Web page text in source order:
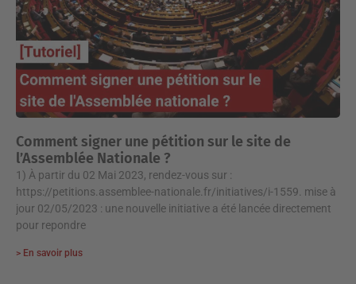
Comment signer une pétition sur le site de
l’Assemblée Nationale ?
1) À partir du 02 Mai 2023, rendez-vous sur :
https://petitions.assemblee-nationale.fr/initiatives/i-1559. mise à
jour 02/05/2023 : une nouvelle initiative a été lancée directement
pour repondre
> En savoir plus